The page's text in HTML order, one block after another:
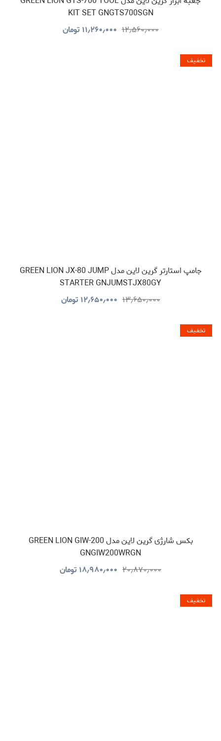
KIT SET GNGTS700SGN
۱۲٫۵۶۰٫۰۰۰ ۱۱٫۲۶۰٫۰۰۰ تومان
تخفیف
جامپ استارتر گرین لاین مدل GREEN LION JX-80 JUMP
STARTER GNJUMSTJX80GY
۱۳٫۶۵۰٫۰۰۰ ۱۲٫۶۵۰٫۰۰۰ تومان
تخفیف
بکس شارژی گرین لاین مدل GREEN LION GIW-200
GNGIW200WRGN
۲۰٫۸۷۰٫۰۰۰ ۱۸٫۹۸۰٫۰۰۰ تومان
تخفیف